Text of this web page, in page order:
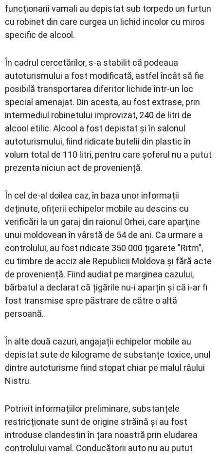
funcționarii vamali au depistat sub torpedo un furtun
cu robinet din care curgea un lichid incolor cu miros
specific de alcool.
În cadrul cercetărilor, s-a stabilit că podeaua
autoturismului a fost modificată, astfel încât să fie
posibilă transportarea diferitor lichide într-un loc
special amenajat. Din acesta, au fost extrase, prin
intermediul robinetului improvizat, 240 de litri de
alcool etilic. Alcool a fost depistat și în salonul
autoturismului, fiind ridicate butelii din plastic în
volum total de 110 litri, pentru care șoferul nu a putut
prezenta niciun act de proveniență.
În cel de-al doilea caz, în baza unor informații
deținute, ofițerii echipelor mobile au descins cu
verificări la un garaj din raionul Orhei, care aparține
unui moldovean în vârstă de 54 de ani. Ca urmare a
controlului, au fost ridicate 350 000 țigarete ”Ritm”,
cu timbre de acciz ale Republicii Moldova și fără acte
de proveniență. Fiind audiat pe marginea cazului,
bărbatul a declarat că țigările nu-i aparțin și că i-ar fi
fost transmise spre păstrare de către o altă
persoană.
În alte două cazuri, angajații echipelor mobile au
depistat sute de kilograme de substanțe toxice, unul
dintre autoturisme fiind stopat chiar pe malul râului
Nistru.
Potrivit informațiilor preliminare, substanțele
restricționate sunt de origine străină și au fost
introduse clandestin în țara noastră prin eludarea
controlului vamal. Conducătorii auto nu au putut